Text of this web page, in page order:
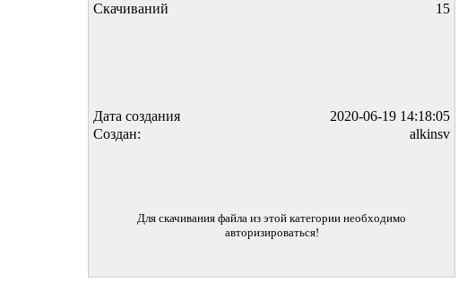
Скачиваний
15
Дата создания
2020-06-19 14:18:05
Создан:
alkinsv
Для скачивания файла из этой категории необходимо
авторизироваться!